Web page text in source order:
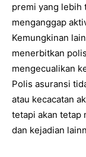
premi yang lebih
menganggap
Kemungkinan
menerbitkan
mengecualikan
Polis asuransi
atau kecacatan
tetapi akan tetap
dan kejadian